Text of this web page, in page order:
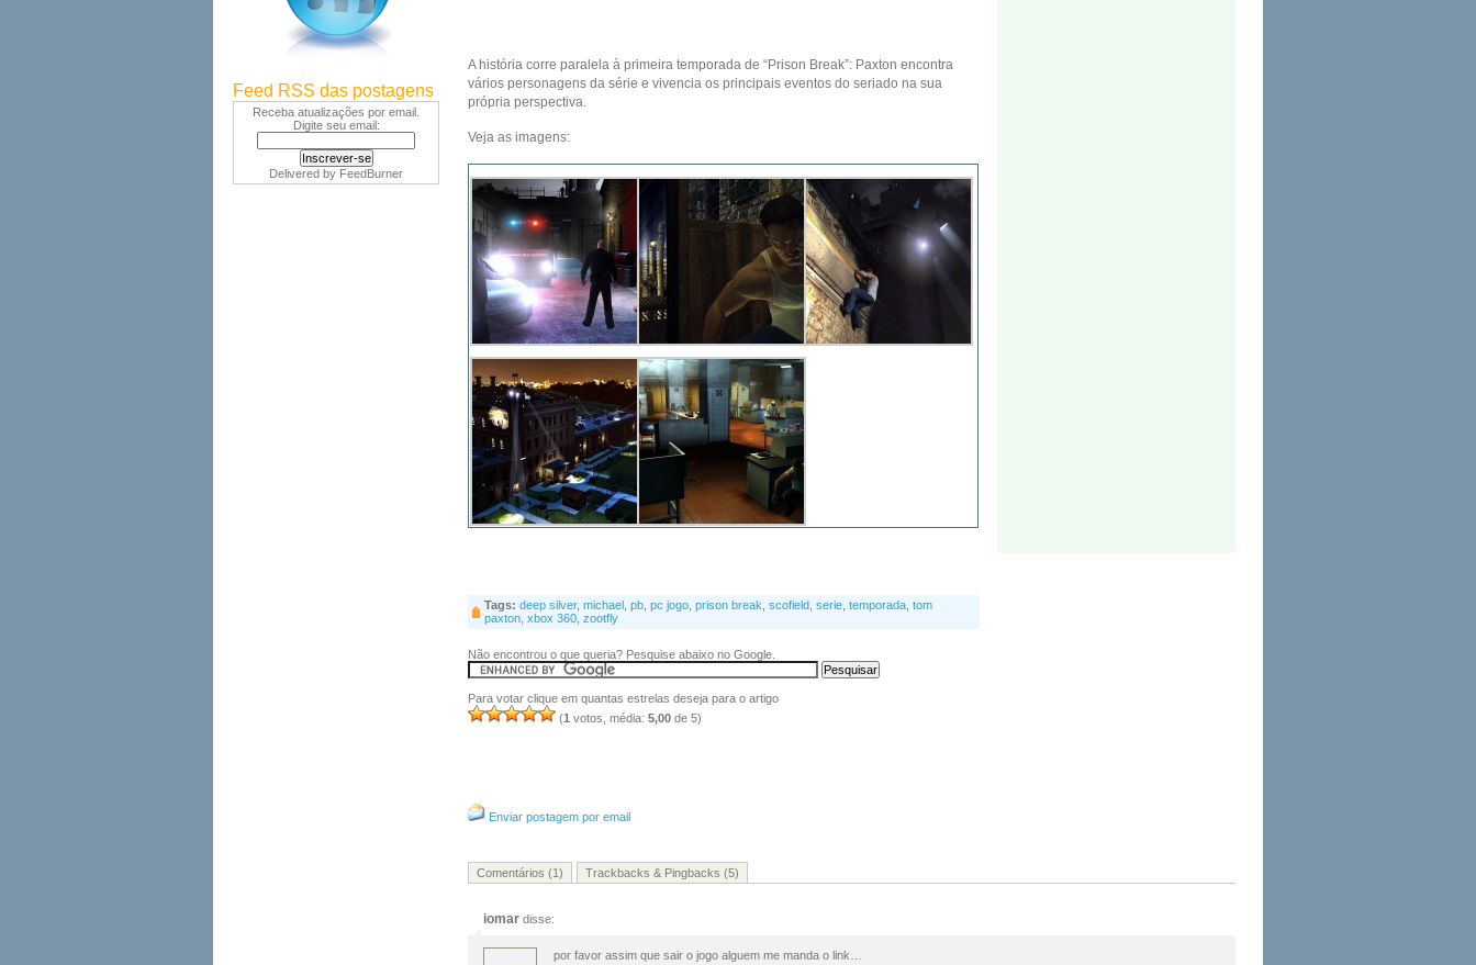
Feed RSS das postagens
Receba atualizações por email.
Digite seu email:
Delivered by FeedBurner
A história corre paralela à primeira temporada de “Prison Break”: Paxton encontra
vários personagens da série e vivencia os principais eventos do seriado na sua
própria perspectiva.
Veja as imagens:
Tags: deep silver, michael pb pc jogo prison break scofield serie temporada tom
paxton xbox 360 zootfly
Não encontrou o que queria? Pesquise abaixo no Google.
Para votar clique em quantas estrelas deseja para o artigo
(1 votos, média: 5,00 de 5)
Enviar postagem por email
Comentários (1) Trackbacks & Pingbacks (5)
iomar disse:
por favor assim que sair o jogo alguem me manda o link…